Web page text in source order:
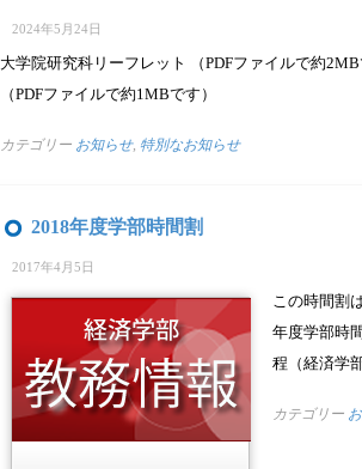
2024年5月24日
大学院研究科リーフレット （PDFファイルで約
（PDFファイルで約1MBです）
カテゴリー お知らせ, 特別なお知らせ
2018年度学部時間割
2017年4月5日
この時間割
年度学部時
程（経済学
カテゴリー